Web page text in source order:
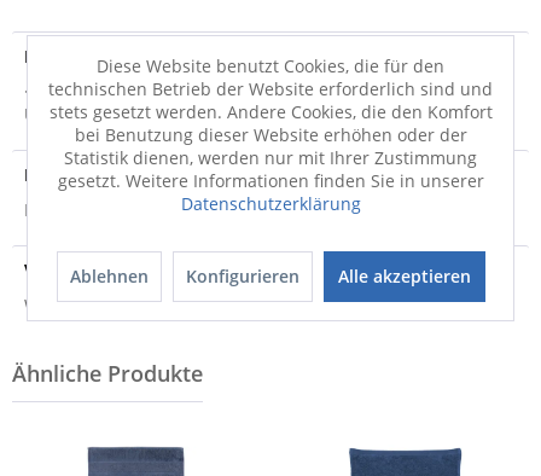
Produktdetails
· nachtblau · 100% Baumwolle · Gewicht in kg /m² ca. 0,520 ·
Uni Material: 100% Baumwollemehr
Produktsicherheit
Produktsicherheit
Versandinfo
Weitere Informationen zum Versand...
Diese Website benutzt Cookies, die für den
technischen Betrieb der Website erforderlich sind und
stets gesetzt werden. Andere Cookies, die den Komfort
bei Benutzung dieser Website erhöhen oder der
Statistik dienen, werden nur mit Ihrer Zustimmung
gesetzt. Weitere Informationen finden Sie in unserer
Datenschutzerklärung
Ablehnen Konfigurieren Alle akzeptieren